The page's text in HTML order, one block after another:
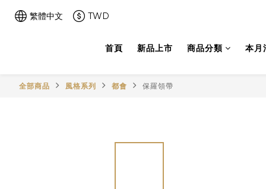
繁體中文 TWD
首頁 新品上市 商品分類 本月
全部商品 風格系列 都會 保羅領帶